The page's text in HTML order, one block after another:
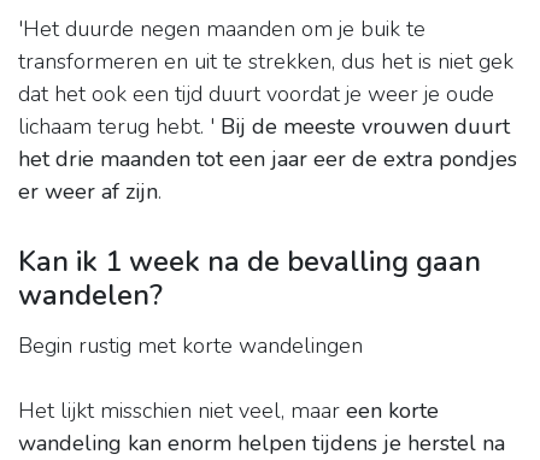
'Het duurde negen maanden om je buik te
transformeren en uit te strekken, dus het is niet gek
dat het ook een tijd duurt voordat je weer je oude
lichaam terug hebt. ' Bij de meeste vrouwen duurt
het drie maanden tot een jaar eer de extra pondjes
er weer af zijn.
Kan ik 1 week na de bevalling gaan
wandelen?
Begin rustig met korte wandelingen
Het lijkt misschien niet veel, maar een korte
wandeling kan enorm helpen tijdens je herstel na